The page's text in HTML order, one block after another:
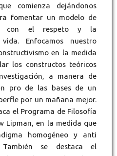
comienza dejándonos
fomentar un modelo de
con el respeto y la
Enfocamos nuestro
en la medida
los constructos teóricos
a manera de
pro de las bases de un
por un mañana mejor.
el Programa de Filosofía
Lipman, en la medida que
homogéneo y anti
se destaca el